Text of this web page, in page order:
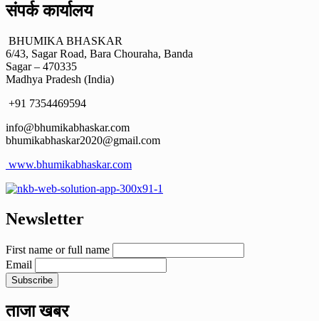
संपर्क कार्यालय
BHUMIKA BHASKAR
6/43, Sagar Road, Bara Chouraha, Banda
Sagar – 470335
Madhya Pradesh (India)
+91 7354469594
info@bhumikabhaskar.com
bhumikabhaskar2020@gmail.com
www.bhumikabhaskar.com
Newsletter
First name or full name
Email
ताजा खबर